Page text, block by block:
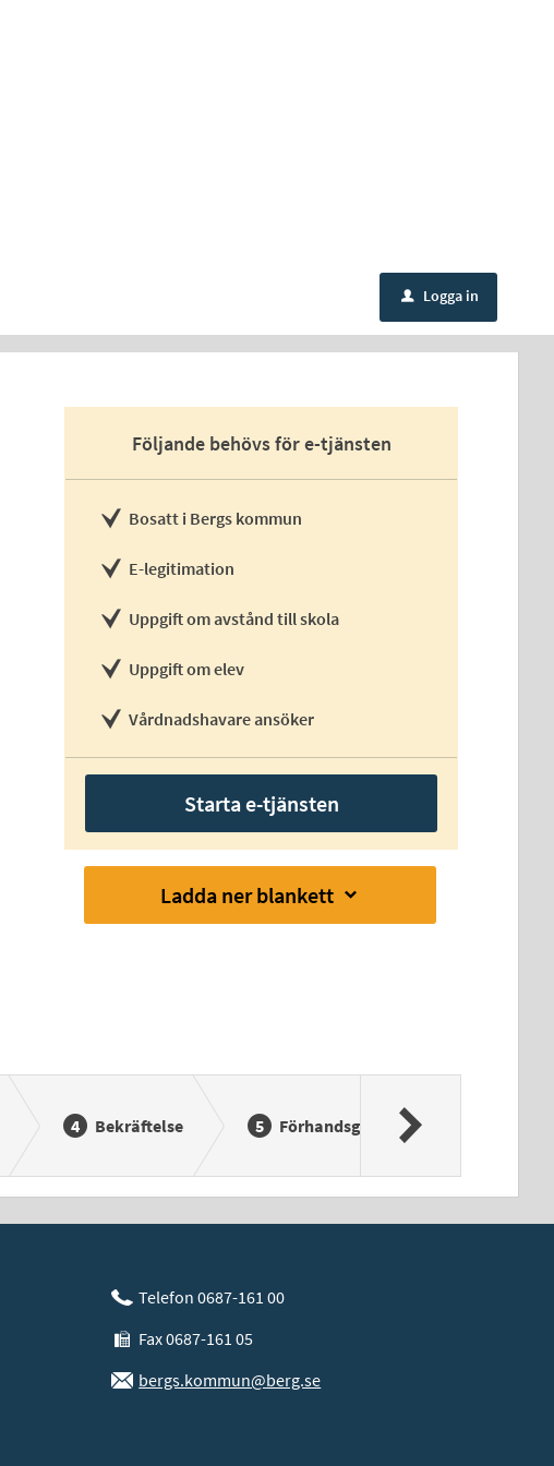
u Logga in
Följande behövs för e-tjänsten
Bosatt i Bergs kommun
E-legitimation
Uppgift om avstånd till skola
Uppgift om elev
Vårdnadshavare ansöker
Starta e-tjänsten
Ladda ner blankett
Bekräftelse Förhandsgranska
Telefon 0687-161 00
Fax 0687-161 05
bergs.kommun@berg.se